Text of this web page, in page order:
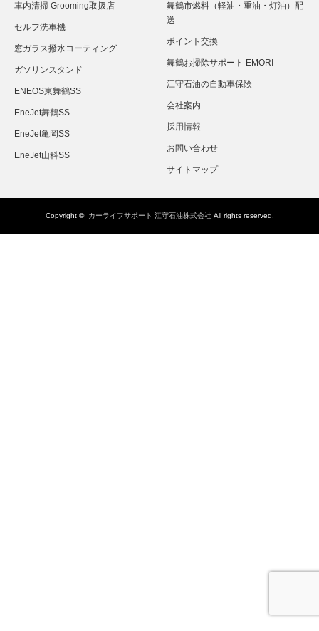
車内清掃 Grooming取扱店
セルフ洗車機
窓ガラス撥水コーティング
ガソリンスタンド
ENEOS東舞鶴SS
EneJet舞鶴SS
EneJet亀岡SS
EneJet山科SS
舞鶴市燃料（軽油・重油・灯油）配
送
ポイント交換
舞鶴お掃除サポート EMORI
江守石油の自動車保険
会社案内
採用情報
お問い合わせ
サイトマップ
Copyright © カーライフサポート 江守石油株式会社All rights reserved.